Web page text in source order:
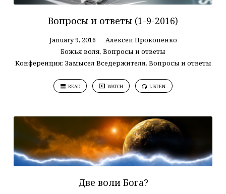
Вопросы и ответы (1-9-2016)
January 9, 2016
Алексей Прокопенко
Божья воля, Вопросы и ответы
Конференция: Замысел Вседержителя, Вопросы и ответы
READ WATCH LISTEN
Две воли Бога?